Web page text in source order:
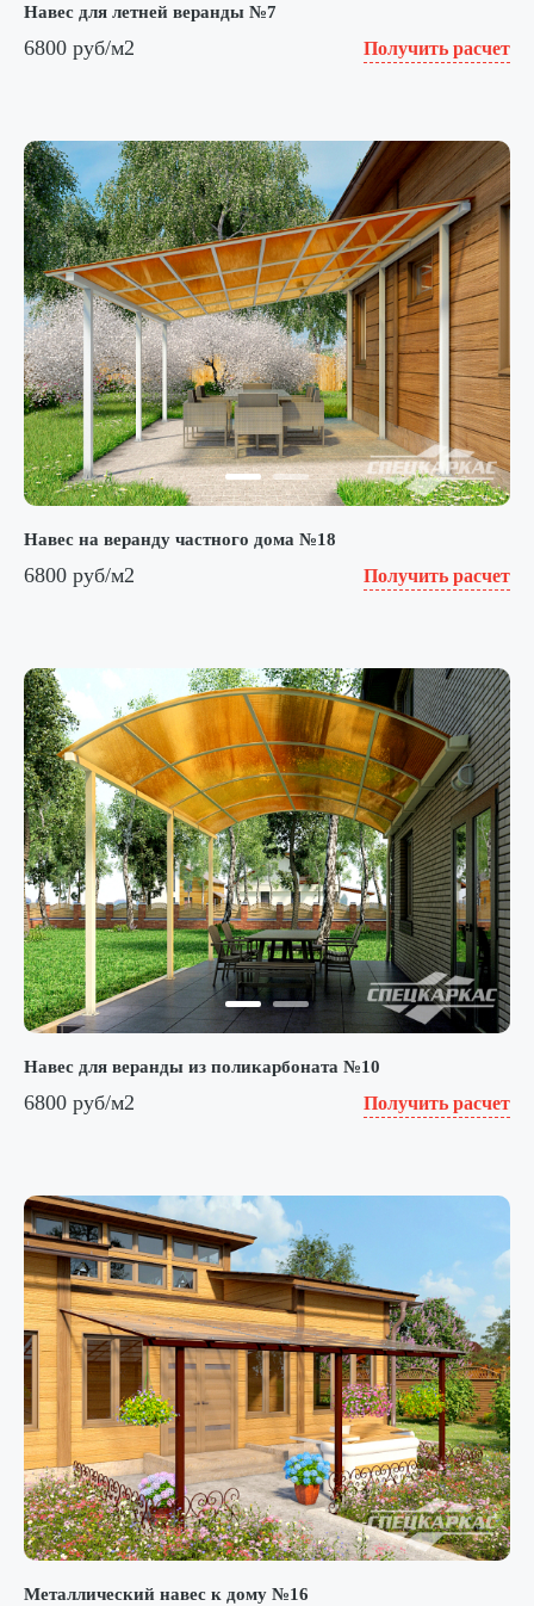
Навес для летней веранды №7
6800 руб/м2 Получить расчет
Навес на веранду частного дома №18
6800 руб/м2 Получить расчет
Навес для веранды из поликарбоната №10
6800 руб/м2 Получить расчет
Металлический навес к дому №16